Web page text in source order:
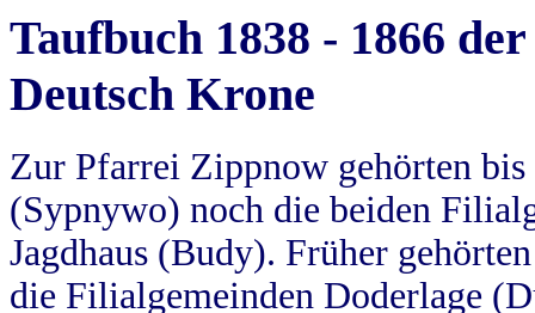
Taufbuch 1838 - 1866
Deutsch Krone
Zur Pfarrei Zippnow gehörten
(Sypnywo) noch die beiden
Jagdhaus (Budy). Früher
die Filialgemeinden Doderlage